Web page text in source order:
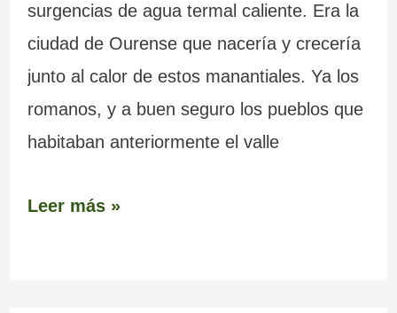
surgencias de agua termal caliente. Era la
ciudad de Ourense que nacería y crecería
junto al calor de estos manantiales. Ya los
romanos, y a buen seguro los pueblos que
habitaban anteriormente el valle
Leer más »